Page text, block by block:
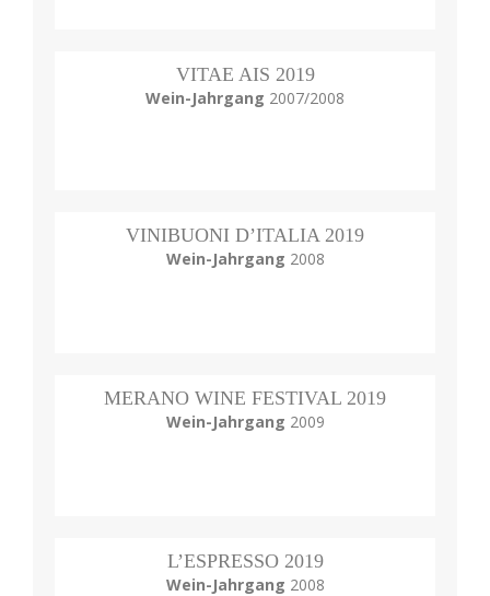
VITAE AIS 2019
Wein-Jahrgang 2007/2008
VINIBUONI D’ITALIA 2019
Wein-Jahrgang 2008
MERANO WINE FESTIVAL 2019
Wein-Jahrgang 2009
L’ESPRESSO 2019
Wein-Jahrgang 2008